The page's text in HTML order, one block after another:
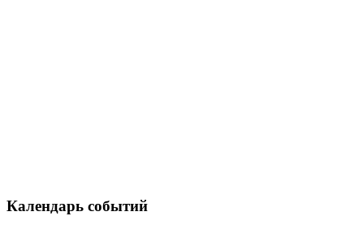
Календарь событий